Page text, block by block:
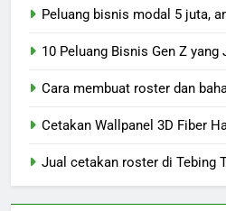
Peluang bisnis modal 5 juta,
10 Peluang Bisnis Gen Z yang
Cara membuat roster dan
Cetakan Wallpanel 3D Fiber
Jual cetakan roster di Tebing